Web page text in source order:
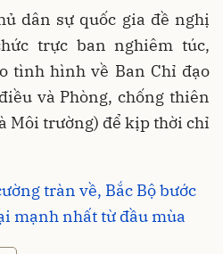
dân sự quốc gia đề nghị
trực ban nghiêm túc,
tình hình về Ban Chỉ đạo
và Phòng, chống thiên
Môi trường) để kịp thời chỉ
tràn về, Bắc Bộ bước
mạnh nhất từ đầu mùa